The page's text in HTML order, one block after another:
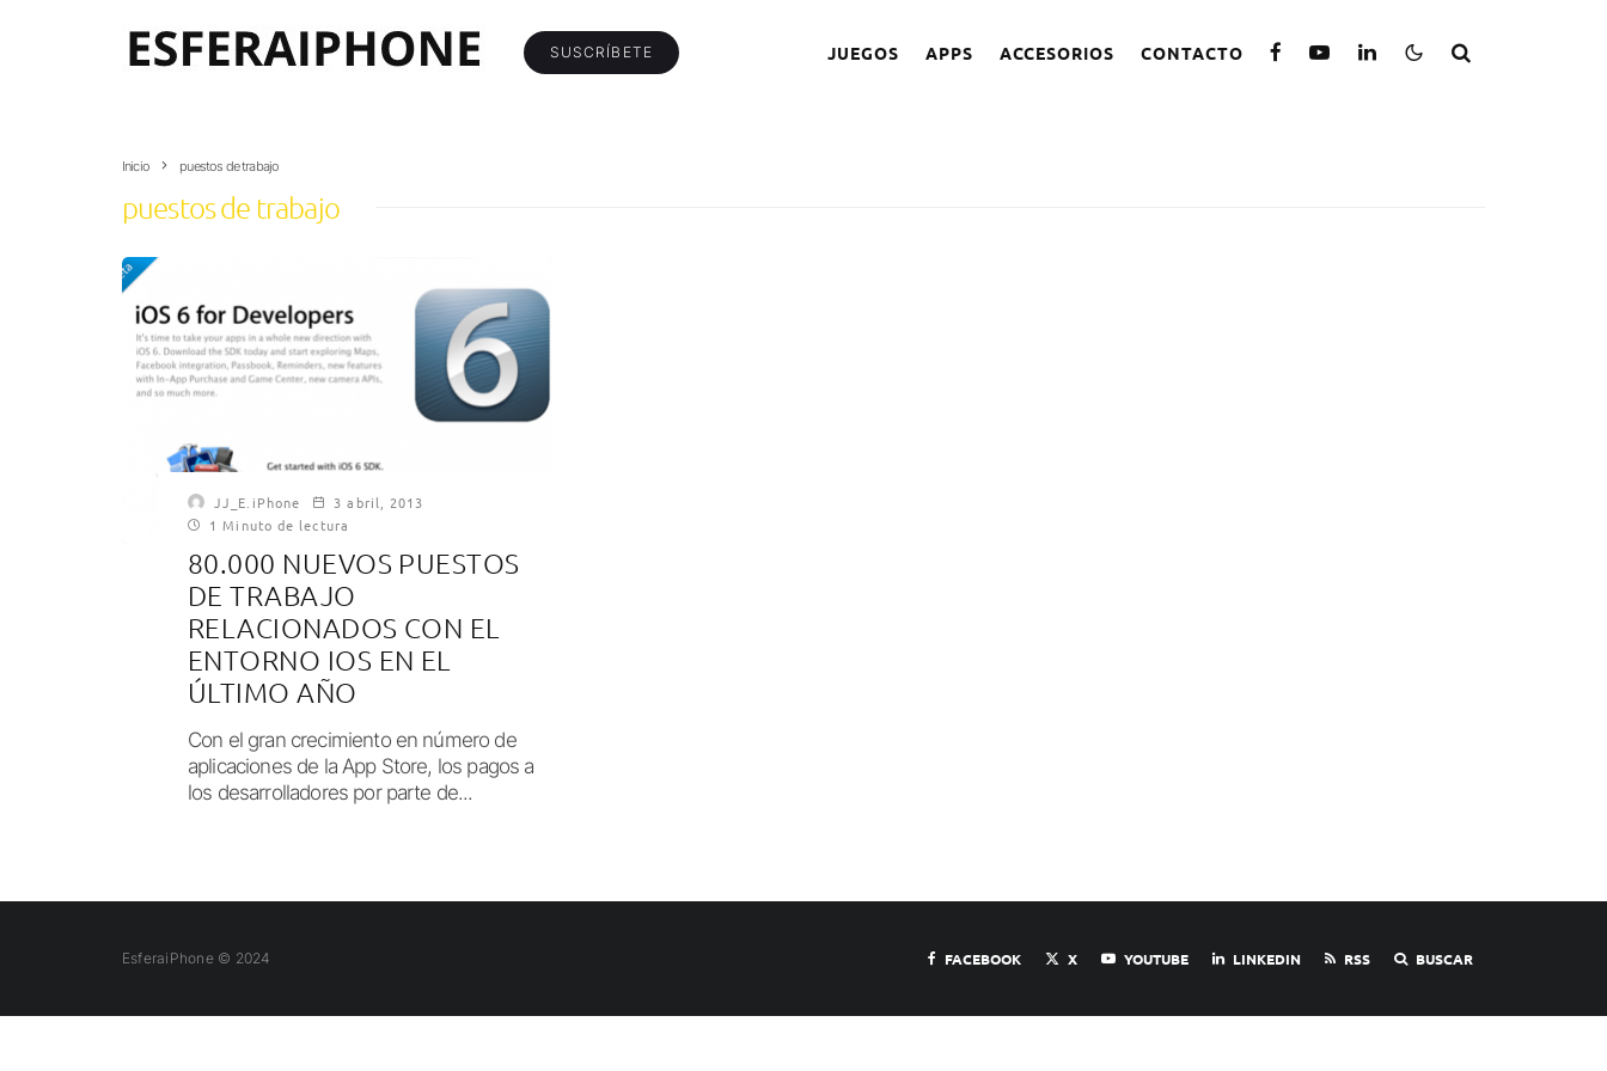
SUSCRÍBETE JUEGOS APPS ACCESORIOS CONTACTO
Inicio puestos de trabajo
puestos de trabajo
JJ_E.iPhone
3 abril, 2013
1 Minuto de lectura
80.000 NUEVOS PUESTOS
DE TRABAJO
RELACIONADOS CON EL
ENTORNO IOS EN EL
ÚLTIMO AÑO
Con el gran crecimiento en número de
aplicaciones de la App Store, los pagos a
los desarrolladores por parte de...
EsferaiPhone © 2024 FACEBOOK X YOUTUBE LINKEDIN RSS BUSCAR